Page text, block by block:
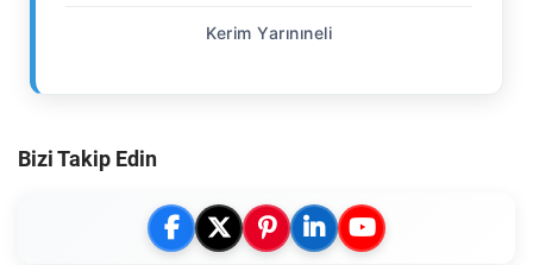
Kerim Yarınıneli
Bizi Takip Edin